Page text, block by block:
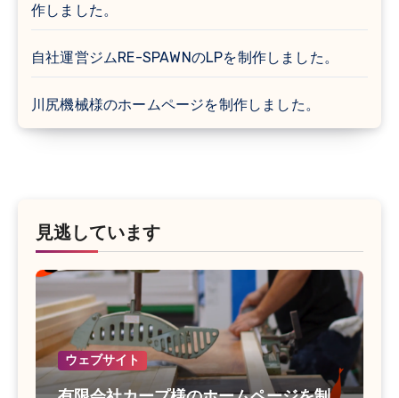
作しました。
自社運営ジムRE-SPAWNのLPを制作しました。
川尻機械様のホームページを制作しました。
見逃しています
ウェブサイト